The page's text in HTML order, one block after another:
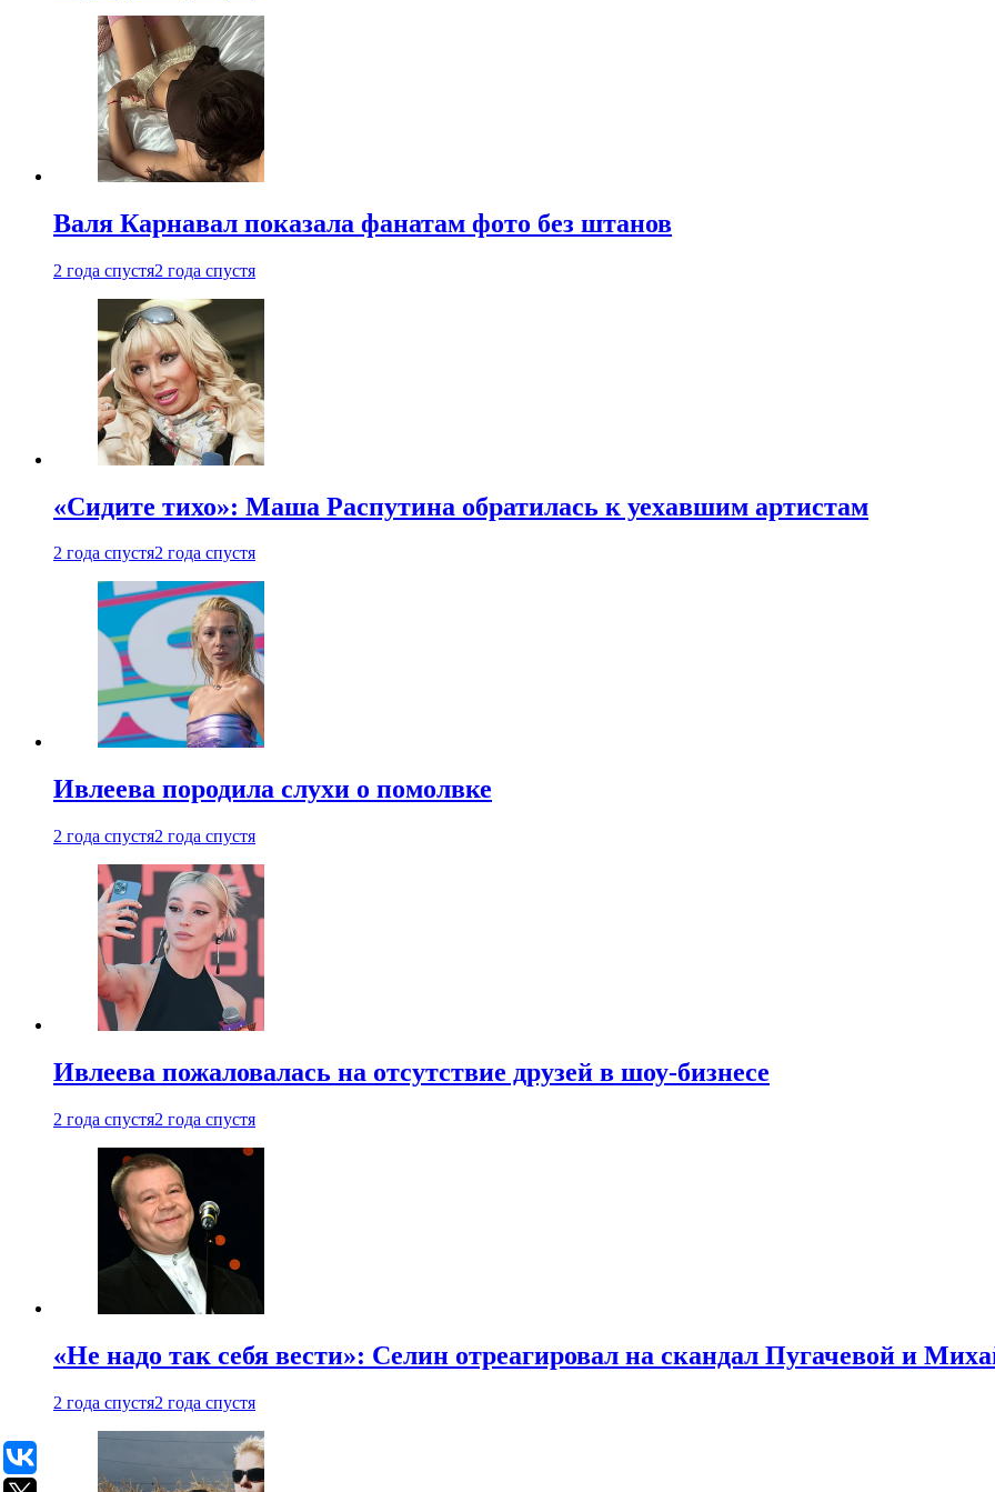
Валя Карнавал показала фанатам фото без штанов
2 года спустя2 года спустя
«Сидите тихо»: Маша Распутина обратилась к уехавшим артистам
2 года спустя2 года спустя
Ивлеева породила слухи о помолвке
2 года спустя2 года спустя
Ивлеева пожаловалась на отсутствие друзей в шоу-бизнесе
2 года спустя2 года спустя
«Не надо так себя вести»: Селин отреагировал на скандал Пугачевой и
2 года спустя2 года спустя